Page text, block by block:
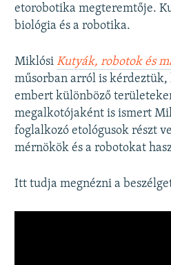
etorobotika megteremtője.
biológia és a robotika.
MiklósiKutyák, robotok és
műsorban arról is kérdeztük,
embert különböző
megalkotójaként is ismert
foglalkozó etológusok részt
mérnökök és a robotokat
Itt tudja megnézni a